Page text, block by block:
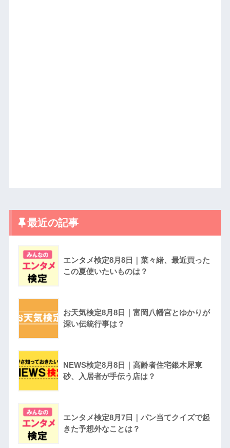
最近の記事
エンタメ検定8月8日｜菜々緒、最近買った
この夏使いたいものは？
お天気検定8月8日｜富岡八幡宮とゆかりが
深い伝統行事は？
NEWS検定8月8日｜高齢者住宅銀木犀東
砂、入居者が手伝う店は？
エンタメ検定8月7日｜パン当てクイズで起
きた予想外なことは？